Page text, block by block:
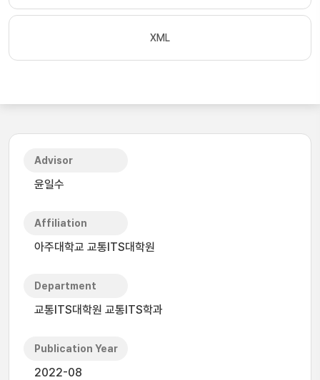
XML
Advisor
윤일수
Affiliation
아주대학교 교통ITS대학원
Department
교통ITS대학원 교통ITS학과
Publication Year
2022-08